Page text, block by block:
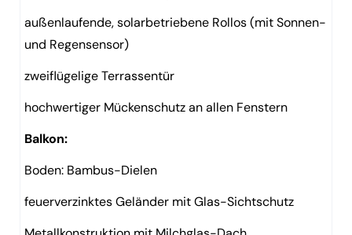
außenlaufende, solarbetriebene Rollos (mit Sonnen-
und Regensensor)
zweiflügelige Terrassentür
hochwertiger Mückenschutz an allen Fenstern
Balkon:
Boden: Bambus-Dielen
feuerverzinktes Geländer mit Glas-Sichtschutz